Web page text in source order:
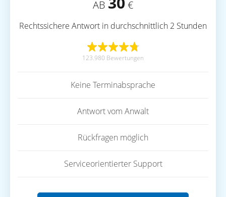
AB €
Rechtssichere Antwort in durchschnittlich 2 Stunden
123.980 Bewertungen
Keine Terminabsprache
Antwort vom Anwalt
Rückfragen möglich
Serviceorientierter Support